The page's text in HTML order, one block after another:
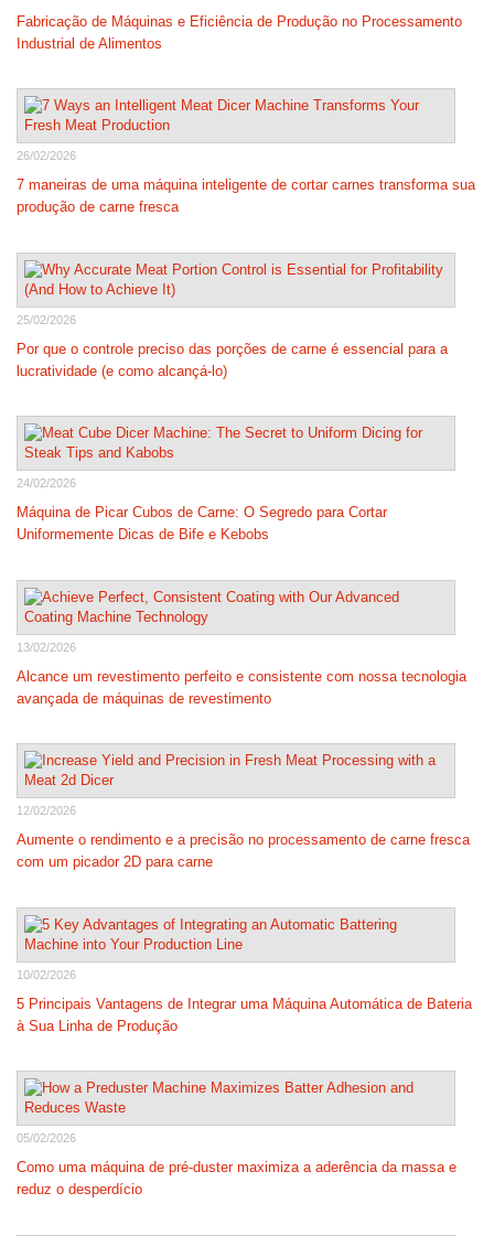
Fabricação de Máquinas e Eficiência de Produção no Processamento
Industrial de Alimentos
26/02/2026
7 maneiras de uma máquina inteligente de cortar carnes transforma sua
produção de carne fresca
25/02/2026
Por que o controle preciso das porções de carne é essencial para a
lucratividade (e como alcançá-lo)
24/02/2026
Máquina de Picar Cubos de Carne: O Segredo para Cortar
Uniformemente Dicas de Bife e Kebobs
13/02/2026
Alcance um revestimento perfeito e consistente com nossa tecnologia
avançada de máquinas de revestimento
12/02/2026
Aumente o rendimento e a precisão no processamento de carne fresca
com um picador 2D para carne
10/02/2026
5 Principais Vantagens de Integrar uma Máquina Automática de Bateria
à Sua Linha de Produção
05/02/2026
Como uma máquina de pré-duster maximiza a aderência da massa e
reduz o desperdício